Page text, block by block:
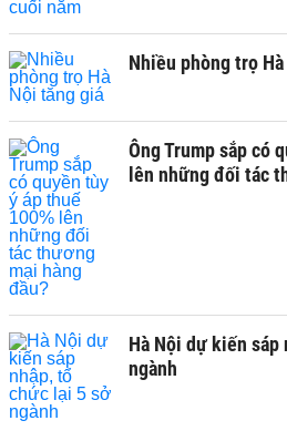
Nhiều phòng trọ
Ông Trump sắp có
lên những đối tác
Hà Nội dự kiến
ngành